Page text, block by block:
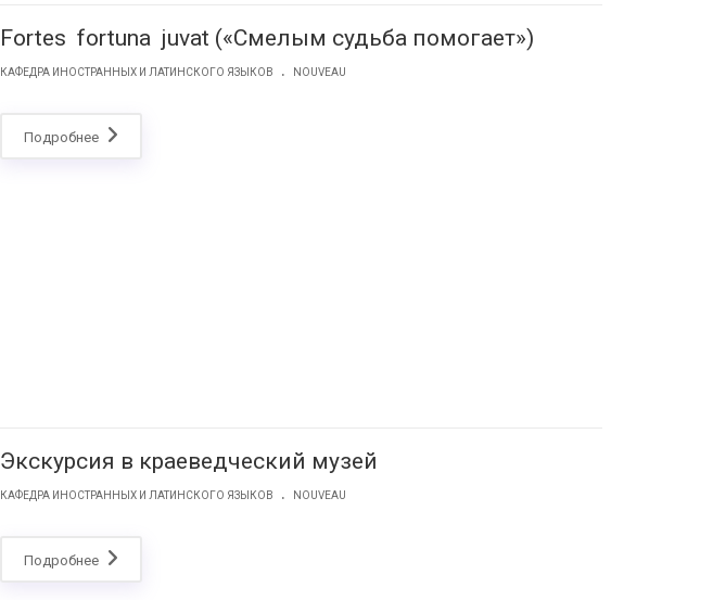
Fortes fortuna juvat («Смелым судьба помогает»)
КАФЕДРА ИНОСТРАННЫХ И ЛАТИНСКОГО ЯЗЫКОВ . NOUVEAU
Подробнее
Экскурсия в краеведческий музей
КАФЕДРА ИНОСТРАННЫХ И ЛАТИНСКОГО ЯЗЫКОВ . NOUVEAU
Подробнее